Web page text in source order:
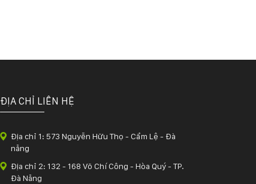
ĐỊA CHỈ LIÊN HỆ
Địa chỉ 1: 573 Nguyễn Hữu Thọ - Cẩm Lệ - Đà
nẵng
Địa chỉ 2: 132 - 168 Võ Chí Công - Hòa Quý - TP.
Đà Nẵng